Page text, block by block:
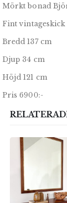
Mörkt bonad
Fint vintageskick
Bredd 137 cm
Djup 34 cm
Höjd 121 cm
Pris 6900:-